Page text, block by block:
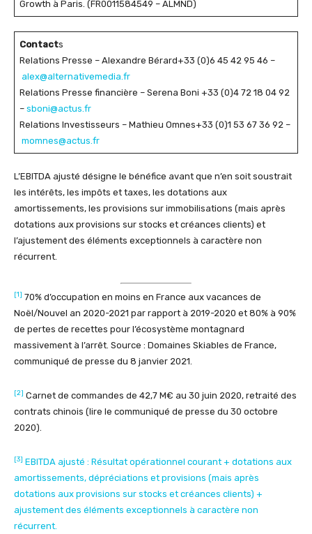
Growth à Paris. (FR0011584549 – ALMND)
Contacts
Relations Presse – Alexandre Bérard+33 (0)6 45 42 95 46 –
alex@alternativemedia.fr
Relations Presse financière – Serena Boni +33 (0)4 72 18 04 92
– sboni@actus.fr
Relations Investisseurs – Mathieu Omnes+33 (0)1 53 67 36 92 –
momnes@actus.fr
L’EBITDA ajusté désigne le bénéfice avant que n’en soit soustrait
les intérêts, les impôts et taxes, les dotations aux
amortissements, les provisions sur immobilisations (mais après
dotations aux provisions sur stocks et créances clients) et
l’ajustement des éléments exceptionnels à caractère non
récurrent.
[1] 70% d’occupation en moins en France aux vacances de
Noël/Nouvel an 2020-2021 par rapport à 2019-2020 et 80% à 90%
de pertes de recettes pour l’écosystème montagnard
massivement à l’arrêt. Source : Domaines Skiables de France,
communiqué de presse du 8 janvier 2021.
[2] Carnet de commandes de 42,7 M€ au 30 juin 2020, retraité des
contrats chinois (lire le communiqué de presse du 30 octobre
2020).
[3] EBITDA ajusté : Résultat opérationnel courant + dotations aux
amortissements, dépréciations et provisions (mais après
dotations aux provisions sur stocks et créances clients) +
ajustement des éléments exceptionnels à caractère non
récurrent.